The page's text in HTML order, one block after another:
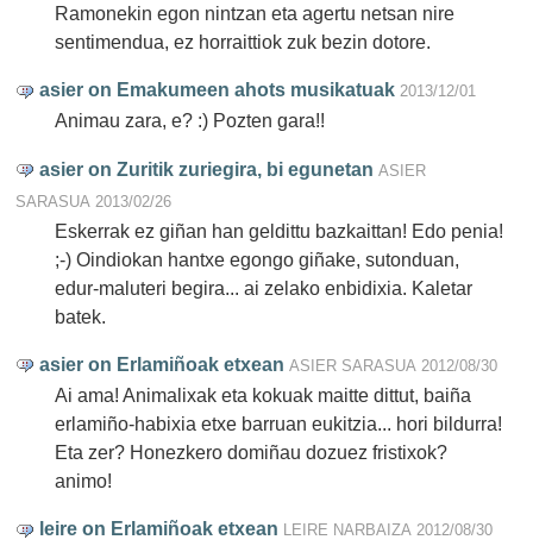
Ramonekin egon nintzan eta agertu netsan nire
sentimendua, ez horraittiok zuk bezin dotore.
asier on Emakumeen ahots musikatuak 2013/12/01
Animau zara, e? :) Pozten gara!!
asier on Zuritik zuriegira, bi egunetan ASIER
SARASUA 2013/02/26
Eskerrak ez giñan han geldittu bazkaittan! Edo penia!
;-) Oindiokan hantxe egongo giñake, sutonduan,
edur-maluteri begira... ai zelako enbidixia. Kaletar
batek.
asier on Erlamiñoak etxean ASIER SARASUA 2012/08/30
Ai ama! Animalixak eta kokuak maitte dittut, baiña
erlamiño-habixia etxe barruan eukitzia... hori bildurra!
Eta zer? Honezkero domiñau dozuez fristixok?
animo!
leire on Erlamiñoak etxean LEIRE NARBAIZA 2012/08/30